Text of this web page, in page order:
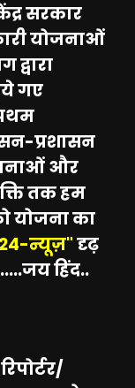
सरकार
योजनाओं
गए
प्रशासन
और
तक हम
योजना का
न्यूज़"दृढ़
हिंद..